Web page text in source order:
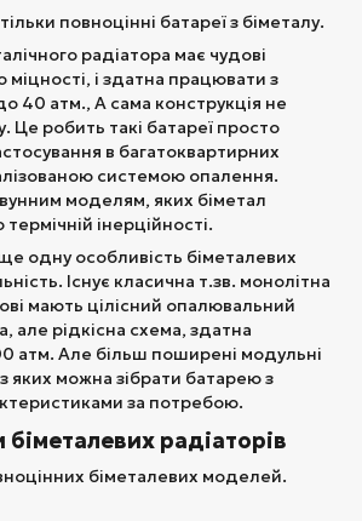
повноцінні батареї з біметалу.
радіатора має чудові
і здатна працювати з
40 атм., А сама конструкція не
Це робить такі батареї просто
в багатоквартирних
системою опалення.
моделям, яких біметал
інерційності.
одну особливість біметалевих
Існує класична т.зв. монолітна
мають цілісний опалювальний
але рідкісна схема, здатна
атм. Але більш поширені модульні
яких можна зібрати батарею з
за потребою.
біметалевих радіаторів
біметалевих моделей.